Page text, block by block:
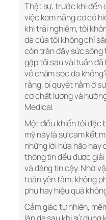
Thật sự, trước khi đến
việc kem nâng cơ có
khi trải nghiệm, tôi
da của tôi không chỉ
còn tràn đầy sức sống
gặp tôi sau vài tuần đã
về chăm sóc da
rằng, bí quyết nằm ở
cơ chất lượng và
Medical.
Một điều khiến tôi đặc
mỹ này là sự cam kết
những lời hứa hão hay
thông tin đều được
và đáng tin cậy. Nhờ
toàn yên tâm, không
phụ hay hiệu quả
Cảm giác tự nhiên,